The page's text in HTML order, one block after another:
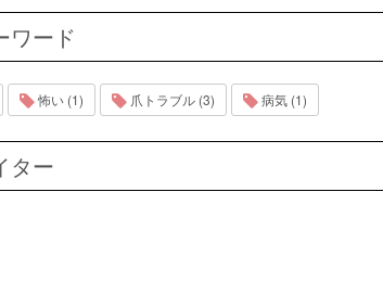
ワード
怖い (1) 爪トラブル (3) 病気 (1)
ター